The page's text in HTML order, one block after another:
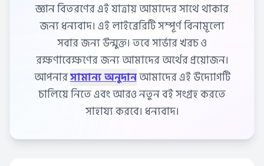
জ্ঞান বিতরণের এই যাত্রায় আমাদের সাথে থাকার
জন্য ধন্যবাদ। এই লাইব্রেরিটি সম্পূর্ণ বিনামূল্যে
সবার জন্য উন্মুক্ত। তবে সার্ভার খরচ ও
রক্ষণাবেক্ষণের জন্য আমাদের অর্থের প্রয়োজন।
আপনার
সামান্য অনুদানআমাদের এই উদ্যোগটি
চালিয়ে নিতে এবং আরও নতুন বই সংগ্রহ করতে
সাহায্য করবে। ধন্যবাদ।